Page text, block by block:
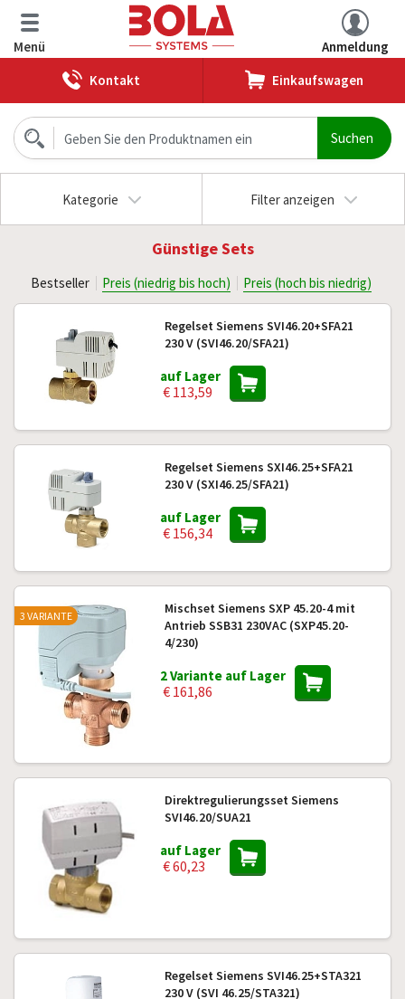
Menü
Anmeldung
Kontakt
Einkaufswagen
Kategorie Filter anzeigen
Günstige Sets
Bestseller Preis (niedrig bis hoch) Preis (hoch bis niedrig)
Regelset Siemens SVI46.20+SFA21
230 V (SVI46.20/SFA21)
auf Lager
€ 113,59
Regelset Siemens SXI46.25+SFA21
230 V (SXI46.25/SFA21)
auf Lager
€ 156,34
Mischset Siemens SXP 45.20-4 mit
Antrieb SSB31 230VAC (SXP45.20-
4/230)
2 Variante auf Lager
€ 161,86
3 VARIANTE
Direktregulierungsset Siemens
SVI46.20/SUA21
auf Lager
€ 60,23
Regelset Siemens SVI46.25+STA321
230 V (SVI 46.25/STA321)